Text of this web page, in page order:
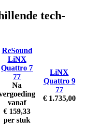
tech-
ReSound
LiNX
Quattro 7
77
Na
vanaf
€ 159,33
per stuk
LiNX
Quattro 9
77
€ 1.735,00